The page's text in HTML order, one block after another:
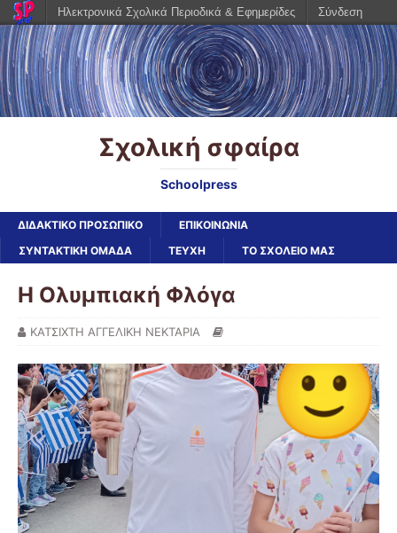
Σχολική σφαίρα
Schoolpress
ΔΙΔΑΚΤΙΚΟ ΠΡΟΣΩΠΙΚΟ
ΕΠΙΚΟΙΝΩΝΙΑ
ΣΥΝΤΑΚΤΙΚΗ ΟΜΑΔΑ
ΤΕΥΧΗ ΤΟ ΣΧΟΛΕΙΟ ΜΑΣ
Η Ολυμπιακή Φλόγα
ΚΑΤΣΙΧΤΗ ΑΓΓΕΛΙΚΗ ΝΕΚΤΑΡΙΑ
Ηλεκτρονικά Σχολικά Περιοδικά & Εφημερίδες Σύνδεση